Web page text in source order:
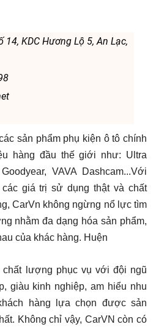
KDC Hương Lộ 5, An Lạc,
sản phẩm phụ kiện ô tô chính
hàng đầu thế giới như: Ultra
VAVA Dashcam...Với
giá trị sử dụng thật và chất
CarVn không ngừng nổ lực tìm
nhằm đa dạng hóa sản phẩm,
của khác hàng. Huện
lượng phục vụ với đội ngũ
giàu kinh nghiệp, am hiểu nhu
hàng lựa chọn được sản
Không chỉ vậy, CarVN còn có